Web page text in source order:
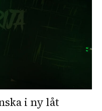
i ny låt